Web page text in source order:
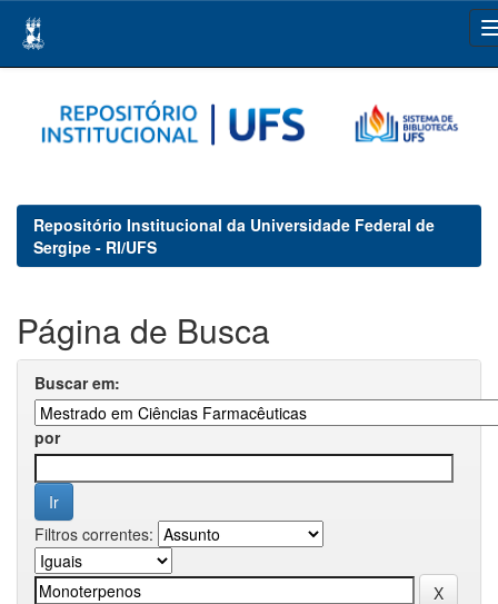
navigation
Repositório Institucional da Universidade Federal de
Sergipe - RI/UFS
Página de Busca
Buscar em:
por
Filtros correntes: